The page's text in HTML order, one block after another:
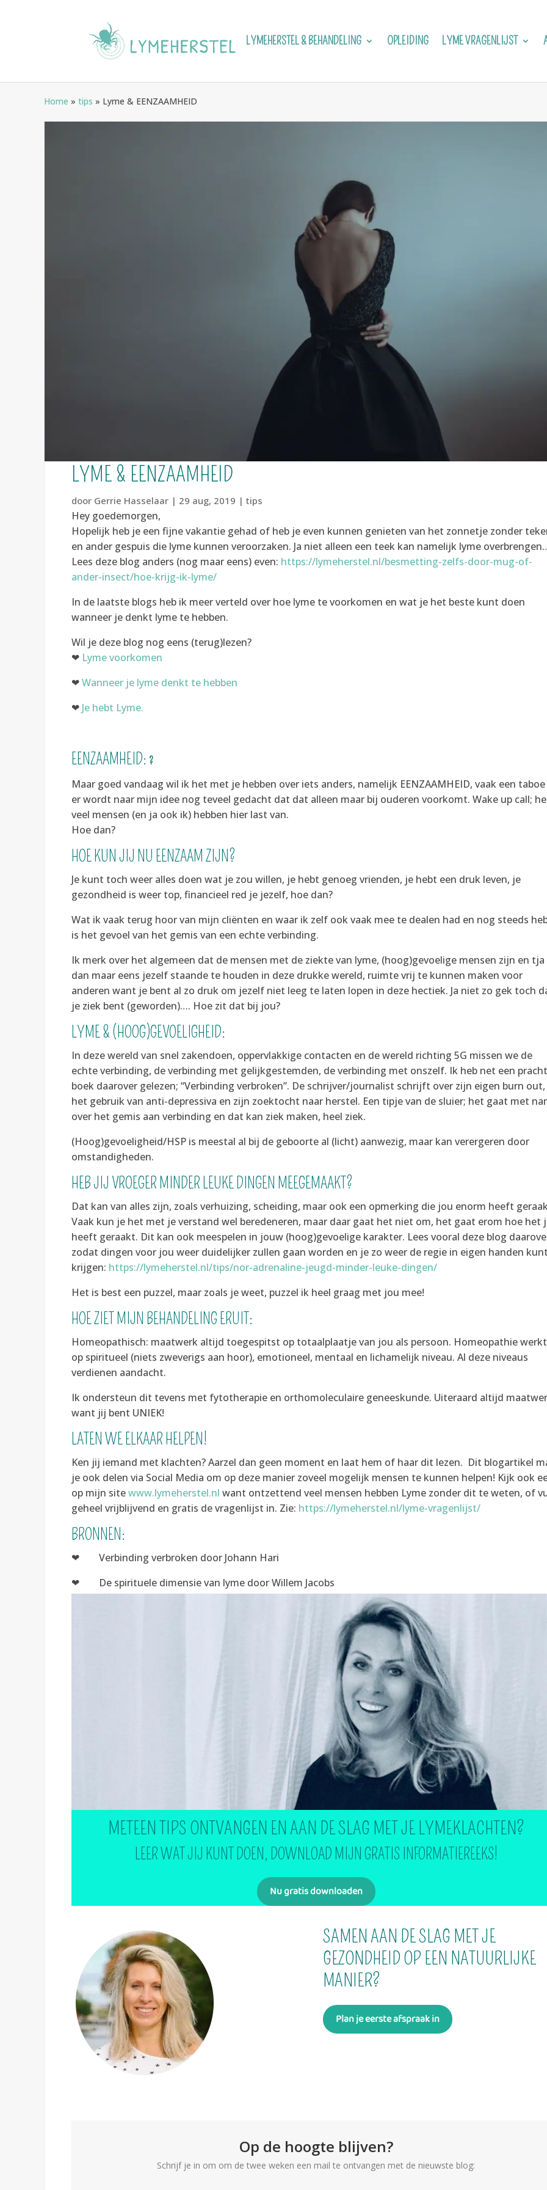
LYMEHERSTEL & BEHANDELING OPLEIDING LYME VRAGENLIJST
Home » tips » Lyme & EENZAAMHEID
LYME & EENZAAMHEID
door Gerrie Hasselaar | 29 aug, 2019 |tips
Hey goedemorgen,
Hopelijk heb je een fijne vakantie gehad of heb je even kunnen genieten van het zonnetje zonder
en ander gespuis die lyme kunnen veroorzaken. Ja niet alleen een teek kan namelijk lyme
Lees deze blog anders (nog maar eens) even: https://lymeherstel.nl/besmetting-zelfs-door-mug-of-
ander-insect/hoe-krijg-ik-lyme/
In de laatste blogs heb ik meer verteld over hoe lyme te voorkomen en wat je het beste kunt doen
wanneer je denkt lyme te hebben.
Wil je deze blog nog eens (terug)lezen?
❤ Lyme voorkomen
❤Wanneer je lyme denkt te hebben
❤ Je hebt Lyme.
EENZAAMHEID: ?
Maar goed vandaag wil ik het met je hebben over iets anders, namelijk EENZAAMHEID, vaak een taboe
er wordt naar mijn idee nog teveel gedacht dat dat alleen maar bij ouderen voorkomt. Wake up call;
veel mensen (en ja ook ik) hebben hier last van.
Hoe dan?
HOE KUN JIJ NU EENZAAM ZIJN?
Je kunt toch weer alles doen wat je zou willen, je hebt genoeg vrienden, je hebt een druk leven, je
gezondheid is weer top, financieel red je jezelf, hoe dan?
Wat ik vaak terug hoor van mijn cliënten en waar ik zelf ook vaak mee te dealen had en nog steeds
is het gevoel van het gemis van een echte verbinding.
Ik merk over het algemeen dat de mensen met de ziekte van lyme, (hoog)gevoelige mensen zijn en tja
dan maar eens jezelf staande te houden in deze drukke wereld, ruimte vrij te kunnen maken voor
anderen want je bent al zo druk om jezelf niet leeg te laten lopen in deze hectiek. Ja niet zo gek toch
je ziek bent (geworden)…. Hoe zit dat bij jou?
LYME & (HOOG)GEVOELIGHEID:
In deze wereld van snel zakendoen, oppervlakkige contacten en de wereld richting 5G missen we de
echte verbinding, de verbinding met gelijkgestemden, de verbinding met onszelf. Ik heb net een
boek daarover gelezen; “Verbinding verbroken”. De schrijver/journalist schrijft over zijn eigen burn out,
het gebruik van anti-depressiva en zijn zoektocht naar herstel. Een tipje van de sluier; het gaat met
over het gemis aan verbinding en dat kan ziek maken, heel ziek.
(Hoog)gevoeligheid/HSP is meestal al bij de geboorte al (licht) aanwezig, maar kan verergeren door
omstandigheden.
HEB JIJ VROEGER MINDER LEUKE DINGEN MEEGEMAAKT?
Dat kan van alles zijn, zoals verhuizing, scheiding, maar ook een opmerking die jou enorm heeft
Vaak kun je het met je verstand wel beredeneren, maar daar gaat het niet om, het gaat erom hoe het
heeft geraakt. Dit kan ook meespelen in jouw (hoog)gevoelige karakter. Lees vooral deze blog
zodat dingen voor jou weer duidelijker zullen gaan worden en je zo weer de regie in eigen handen kunt
krijgen: https://lymeherstel.nl/tips/nor-adrenaline-jeugd-minder-leuke-dingen/
Het is best een puzzel, maar zoals je weet, puzzel ik heel graag met jou mee!
HOE ZIET MIJN BEHANDELING ERUIT:
Homeopathisch: maatwerk altijd toegespitst op totaalplaatje van jou als persoon. Homeopathie werkt
op spiritueel (niets zweverigs aan hoor), emotioneel, mentaal en lichamelijk niveau. Al deze niveaus
verdienen aandacht.
Ik ondersteun dit tevens met fytotherapie en orthomoleculaire geneeskunde. Uiteraard altijd
want jij bent UNIEK!
LATEN WE ELKAAR HELPEN!
Ken jij iemand met klachten? Aarzel dan geen moment en laat hem of haar dit lezen. Dit blogartikel
je ook delen via Social Media om op deze manier zoveel mogelijk mensen te kunnen helpen! Kijk ook
op mijn sitewww.lymeherstel.nl want ontzettend veel mensen hebben Lyme zonder dit te weten, of
geheel vrijblijvend en gratis de vragenlijst in. Zie: https://lymeherstel.nl/lyme-vragenlijst/
BRONNEN:
❤ Verbinding verbroken door Johann Hari
❤ De spirituele dimensie van lyme door Willem Jacobs
METEEN TIPS ONTVANGEN EN AAN DE SLAG MET JE LYMEKLACHTEN?
LEER WAT JIJ KUNT DOEN, DOWNLOAD MIJN GRATIS INFORMATIEREEKS!
Nu gratis downloaden
SAMEN AAN DE SLAG MET JE
GEZONDHEID OP EEN NATUURLIJKE
MANIER?
Plan je eerste afspraak in
Op de hoogte blijven?
Schrijf je in om om de twee weken een mail te ontvangen met de nieuwste blog: